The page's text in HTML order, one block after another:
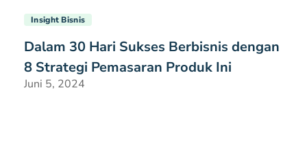
Insight Bisnis
Dalam 30 Hari Sukses Berbisnis dengan
8 Strategi Pemasaran Produk Ini
Juni 5, 2024